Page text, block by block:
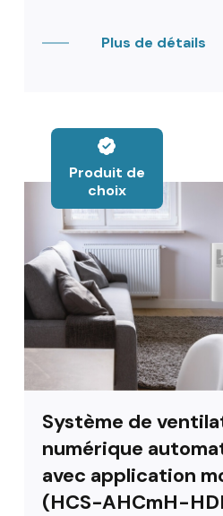
Plus de détails
Produit de
choix
Système de
numérique
avec application
(HCS-AHCmH-